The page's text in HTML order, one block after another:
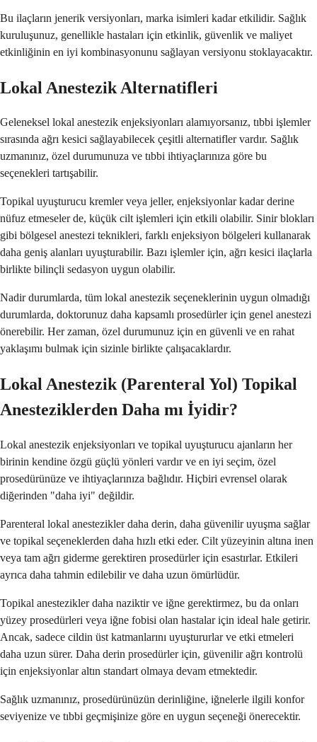
Bu ilaçların jenerik versiyonları, marka isimleri kadar etkilidir. Sağlık
kuruluşunuz, genellikle hastaları için etkinlik, güvenlik ve maliyet
etkinliğinin en iyi kombinasyonunu sağlayan versiyonu stoklayacaktır.
Lokal Anestezik Alternatifleri
Geleneksel lokal anestezik enjeksiyonları alamıyorsanız, tıbbi işlemler
sırasında ağrı kesici sağlayabilecek çeşitli alternatifler vardır. Sağlık
uzmanınız, özel durumunuza ve tıbbi ihtiyaçlarınıza göre bu
seçenekleri tartışabilir.
Topikal uyuşturucu kremler veya jeller, enjeksiyonlar kadar derine
nüfuz etmeseler de, küçük cilt işlemleri için etkili olabilir. Sinir blokları
gibi bölgesel anestezi teknikleri, farklı enjeksiyon bölgeleri kullanarak
daha geniş alanları uyuşturabilir. Bazı işlemler için, ağrı kesici ilaçlarla
birlikte bilinçli sedasyon uygun olabilir.
Nadir durumlarda, tüm lokal anestezik seçeneklerinin uygun olmadığı
durumlarda, doktorunuz daha kapsamlı prosedürler için genel anestezi
önerebilir. Her zaman, özel durumunuz için en güvenli ve en rahat
yaklaşımı bulmak için sizinle birlikte çalışacaklardır.
Lokal Anestezik (Parenteral Yol) Topikal
Anesteziklerden Daha mı İyidir?
Lokal anestezik enjeksiyonları ve topikal uyuşturucu ajanların her
birinin kendine özgü güçlü yönleri vardır ve en iyi seçim, özel
prosedürünüze ve ihtiyaçlarınıza bağlıdır. Hiçbiri evrensel olarak
diğerinden "daha iyi" değildir.
Parenteral lokal anestezikler daha derin, daha güvenilir uyuşma sağlar
ve topikal seçeneklerden daha hızlı etki eder. Cilt yüzeyinin altına inen
veya tam ağrı giderme gerektiren prosedürler için esastırlar. Etkileri
ayrıca daha tahmin edilebilir ve daha uzun ömürlüdür.
Topikal anestezikler daha naziktir ve iğne gerektirmez, bu da onları
yüzey prosedürleri veya iğne fobisi olan hastalar için ideal hale getirir.
Ancak, sadece cildin üst katmanlarını uyuştururlar ve etki etmeleri
daha uzun sürer. Daha derin prosedürler için, güvenilir ağrı kontrolü
için enjeksiyonlar altın standart olmaya devam etmektedir.
Sağlık uzmanınız, prosedürünüzün derinliğine, iğnelerle ilgili konfor
seviyenize ve tıbbi geçmişinize göre en uygun seçeneği önerecektir.